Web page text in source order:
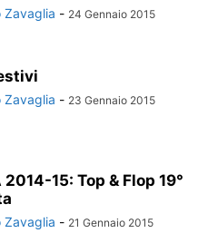
Zavaglia - 24 Gennaio 2015
Zavaglia - 23 Gennaio 2015
2014-15: Top & Flop 19°
Zavaglia - 21 Gennaio 2015